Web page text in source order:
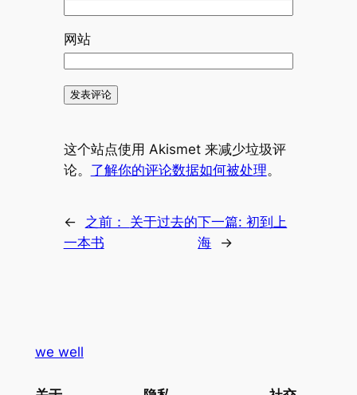
网站
这个站点使用 Akismet 来减少垃圾评
论。 了解你的评论数据如何被处理。
← 之前： 关于过去的
一本书
下一篇:初到上
海
→
we well